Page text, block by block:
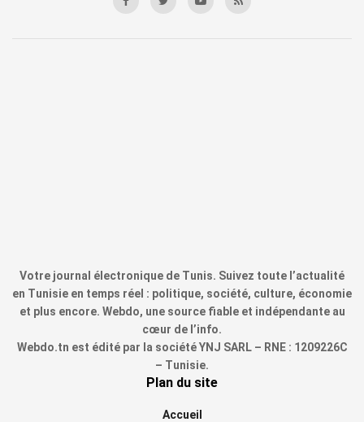
Votre journal électronique de Tunis. Suivez toute l’actualité
en Tunisie en temps réel : politique, société, culture, économie
et plus encore. Webdo, une source fiable et indépendante au
cœur de l’info.
Webdo.tn est édité par la société YNJ SARL – RNE : 1209226C
– Tunisie.
Plan du site
Accueil